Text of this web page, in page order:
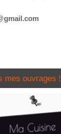
mes ouvrages !